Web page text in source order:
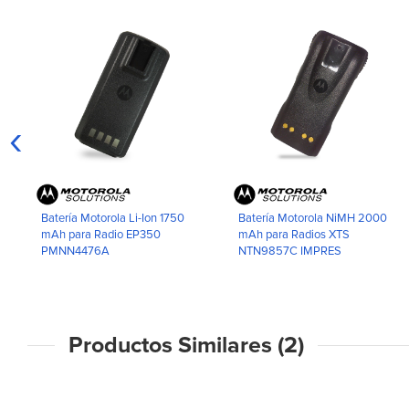
Batería Motorola Li-Ion 1750
mAh para Radio EP350
PMNN4476A
Batería Motorola NiMH 2000
mAh para Radios XTS
NTN9857C IMPRES
‹
Productos Similares (2)